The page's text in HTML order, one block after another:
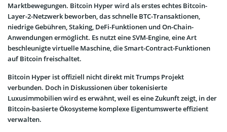
Marktbewegungen. Bitcoin Hyper wird als erstes echtes Bitcoin-
Layer-2-Netzwerk beworben, das schnelle BTC-Transaktionen,
niedrige Gebühren, Staking, DeFi-Funktionen und On-Chain-
Anwendungen ermöglicht. Es nutzt eine SVM-Engine, eine Art
beschleunigte virtuelle Maschine, die Smart-Contract-Funktionen
auf Bitcoin freischaltet.
Bitcoin Hyper ist offiziell nicht direkt mit Trumps Projekt
verbunden. Doch in Diskussionen über tokenisierte
Luxusimmobilien wird es erwähnt, weil es eine Zukunft zeigt, in der
Bitcoin-basierte Ökosysteme komplexe Eigentumswerte effizient
verwalten.